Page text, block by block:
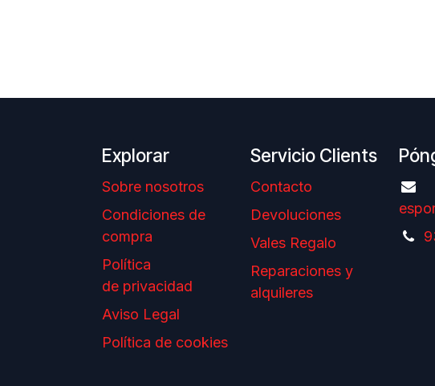
Explorar
Sobre nosotros
Condiciones de
compra
Política
de privacidad
Aviso Legal
Política de cookies
Servicio Clients
Contacto
Devoluciones
Vales Regalo
Reparaciones y
alquileres